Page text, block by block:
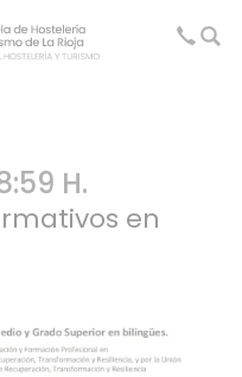
H.
en